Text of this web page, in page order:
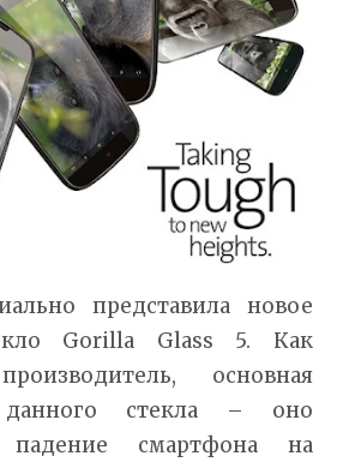
представила новое
Gorilla Glass 5. Как
основная
данного стекла – оно
падение смартфона на